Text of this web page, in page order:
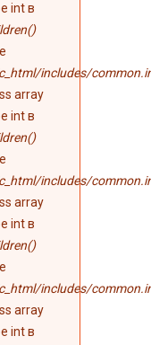
int в
includes/
array
int в
includes/
array
int в
includes/
array
int в